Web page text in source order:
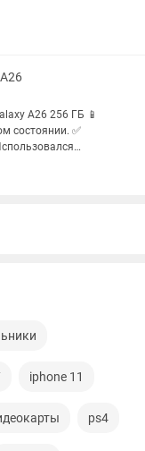
A26 256 ГБ 📱
состоянии. ✅
Наклеено
iphone 11
ps4